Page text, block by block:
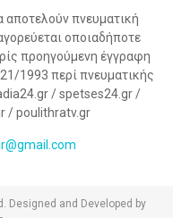
αποτελούν πνευματική
οποιαδήποτε
προηγούμενη έγγραφη
1993 περί πνευματικής
/ spetses24.gr /
/ poulithratv.gr
Designed and Developed by